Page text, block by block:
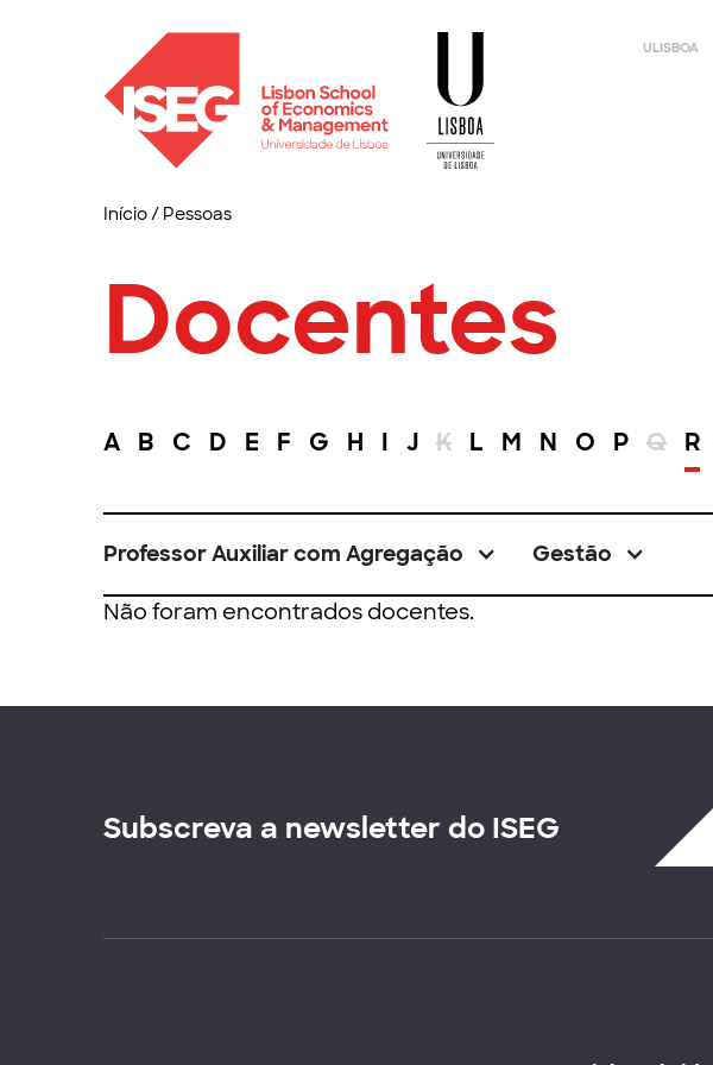
ULISBOA
Início/ Pessoas
Docentes
A B C D E F G H I J K L M N O P Q R
Professor Auxiliar com Agregação Gestão
Não foram encontrados docentes.
Subscreva a newsletter do ISEG